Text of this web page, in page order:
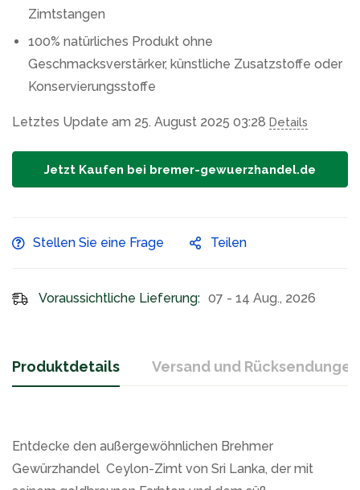
Zimtstangen
100% natürliches Produkt ohne
Geschmacksverstärker, künstliche Zusatzstoffe oder
Konservierungsstoffe
Letztes Update am 25. August 2025 03:28 Details
Jetzt Kaufen bei bremer-gewuerzhandel.de
Stellen Sie eine Frage Teilen
Voraussichtliche Lieferung: 07 - 14 Aug., 2026
Produktdetails Versand und Rücksendungen
Entdecke den außergewöhnlichen Brehmer
Gewürzhandel Ceylon-Zimt von Sri Lanka, der mit